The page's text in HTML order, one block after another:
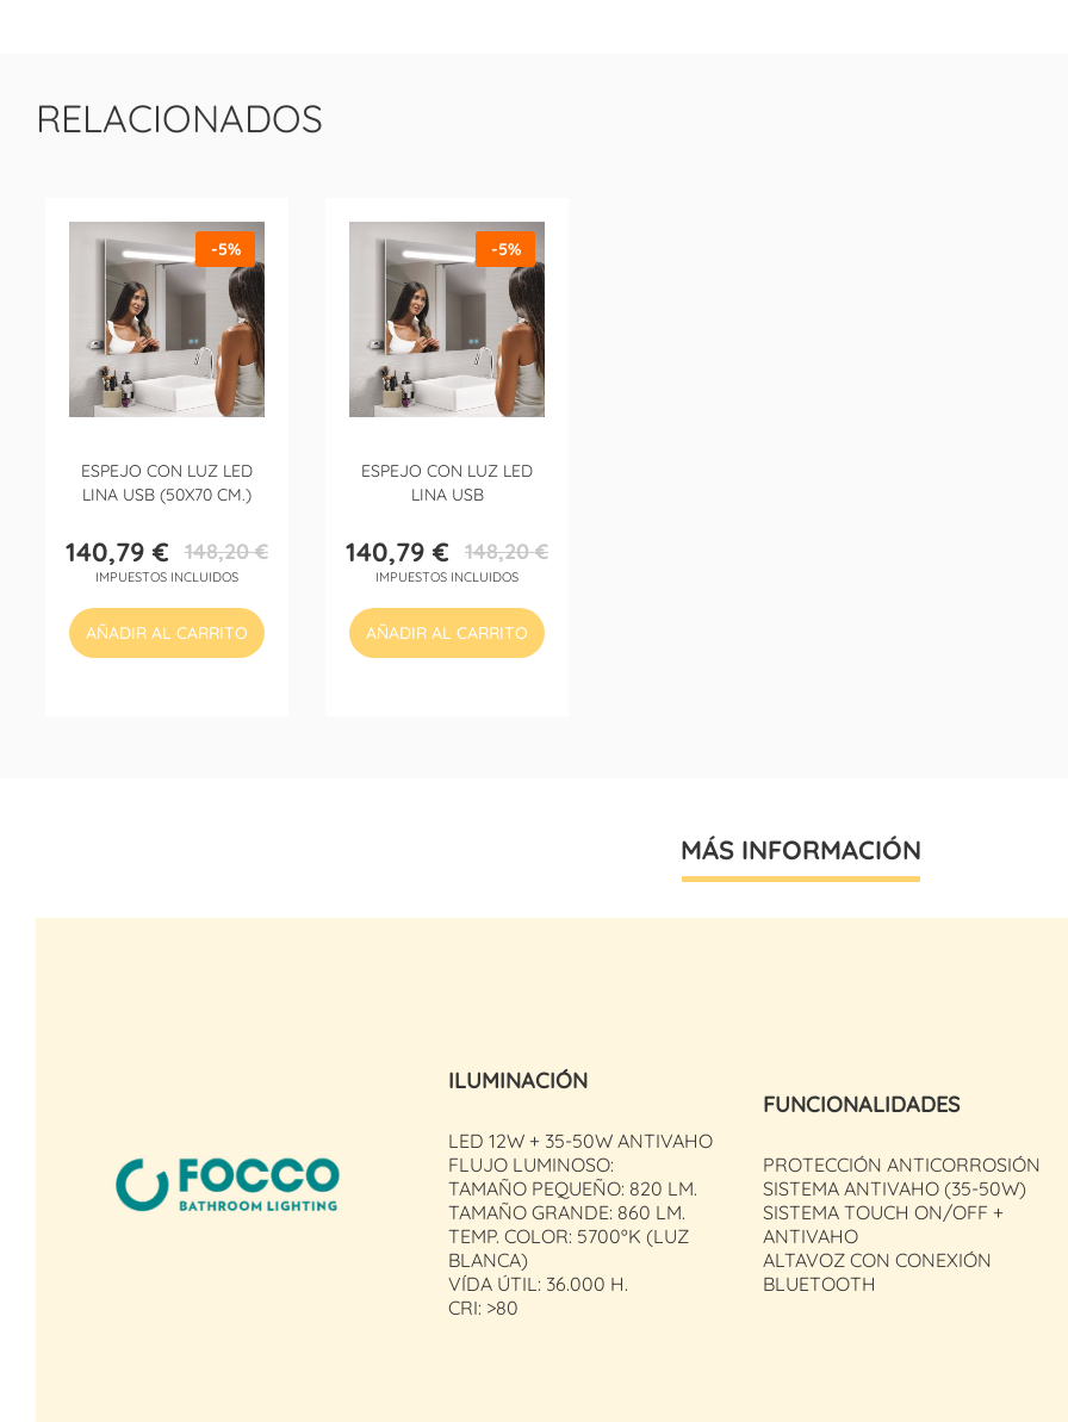
RELACIONADOS
ESPEJO CON LUZ LED
LINA USB (50X70 CM.)
Precio
140,79 €Precio
base
148,20 €
IMPUESTOS INCLUIDOS
-5%
AÑADIR AL CARRITO
ESPEJO CON LUZ LED
LINA USB
Precio
140,79 €Precio
base
148,20 €
IMPUESTOS INCLUIDOS
-5%
AÑADIR AL CARRITO
MÁS INFORMACIÓN
ILUMINACIÓN
LED 12W + 35-50W ANTIVAHO
FLUJO LUMINOSO:
TAMAÑO PEQUEÑO: 820 LM.
TAMAÑO GRANDE: 860 LM.
TEMP. COLOR: 5700ºK (LUZ
BLANCA)
VÍDA ÚTIL: 36.000 H.
CRI: >80
FUNCIONALIDADES
PROTECCIÓN ANTICORROSIÓN
SISTEMA ANTIVAHO (35-50W)
SISTEMA TOUCH ON/OFF +
ANTIVAHO
ALTAVOZ CON CONEXIÓN
BLUETOOTH